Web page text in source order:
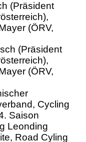
(Präsident
(ÖRV,
Cycling
Saison
Leonding
Road Cyling